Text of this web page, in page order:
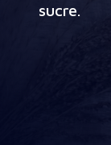
sucre.